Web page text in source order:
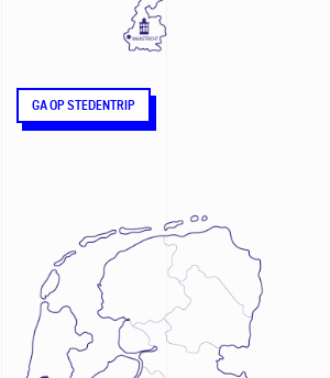
GA OP STEDENTRIP